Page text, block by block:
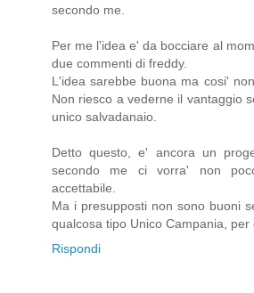
secondo me.
Per me l'idea e' da bocciare al
due commenti di freddy.
L'idea sarebbe buona ma cosi'
Non riesco a vederne il vantaggio
unico salvadanaio.
Detto questo, e' ancora un
secondo me ci vorra' non
accettabile.
Ma i presupposti non sono buoni
qualcosa tipo Unico Campania, per
Rispondi